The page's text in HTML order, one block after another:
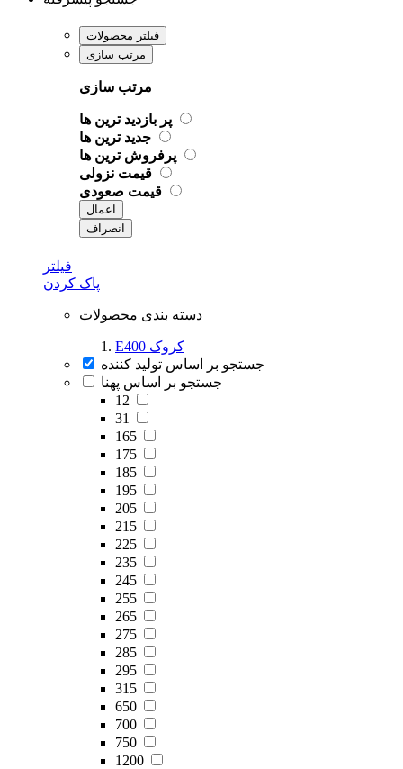
فیلتر محصولات
مرتب سازی
مرتب سازی
پر بازدید ترین ها
جدید ترین ها
پرفروش ترین ها
قیمت نزولی
قیمت صعودی
اعمال
انصراف
فیلتر
پاک کردن
دسته بندی محصولات
E400 کروک
جستجو بر اساس تولید کننده
جستجو بر اساس پهنا
12
31
165
175
185
195
205
215
225
235
245
255
265
275
285
295
315
650
700
750
1200